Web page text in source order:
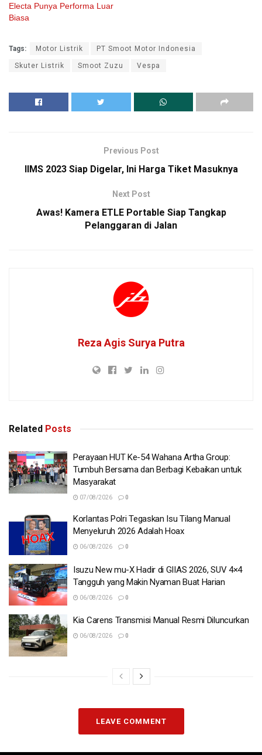
Electa Punya Performa Luar
Biasa
Tags: Motor Listrik PT Smoot Motor Indonesia
Skuter Listrik Smoot Zuzu Vespa
Previous Post
IIMS 2023 Siap Digelar, Ini Harga Tiket Masuknya
Next Post
Awas! Kamera ETLE Portable Siap Tangkap
Pelanggaran di Jalan
Reza Agis Surya Putra
Related Posts
Perayaan HUT Ke-54 Wahana Artha Group:
Tumbuh Bersama dan Berbagi Kebaikan untuk
Masyarakat
07/08/2026 0
Korlantas Polri Tegaskan Isu Tilang Manual
Menyeluruh 2026 Adalah Hoax
06/08/2026 0
Isuzu New mu-X Hadir di GIIAS 2026, SUV 4×4
Tangguh yang Makin Nyaman Buat Harian
06/08/2026 0
Kia Carens Transmisi Manual Resmi Diluncurkan
06/08/2026 0
LEAVE COMMENT